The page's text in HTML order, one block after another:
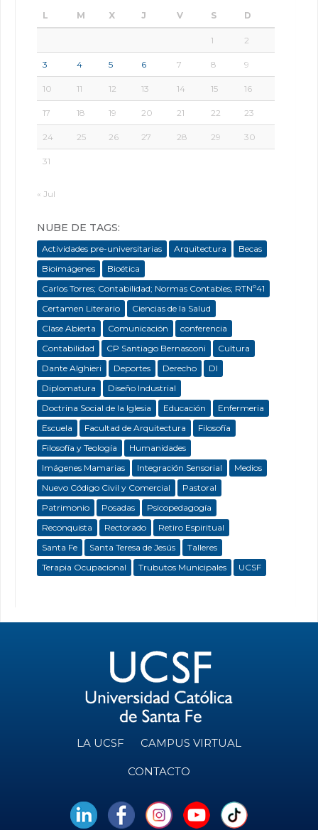
L M X J V S D
1 2
3 4 5 6 7 8 9
10 11 12 13 14 15 16
17 18 19 20 21 22 23
24 25 26 27 28 29 30
31
« Jul
NUBE DE TAGS:
Actividades pre-universitarias Arquitectura
Becas
Bioimágenes
Bioética
Carlos Torres; Contabilidad; Normas Contables; RTNº41
Certamen Literario
Ciencias de la Salud
Clase Abierta
Comunicación
conferencia
Contabilidad
CP Santiago Bernasconi
Cultura
Dante Alghieri
Deportes Derecho
DI
Diplomatura
Diseño Industrial
Doctrina Social de la Iglesia
Educación
Enfermeria
Escuela
Facultad de Arquitectura
Filosofía
Filosofía y Teología
Humanidades
Imágenes Mamarias
Integración Sensorial
Medios
Nuevo Código Civil y Comercial
Pastoral
Patrimonio
Posadas
Psicopedagogía
Reconquista
Rectorado
Retiro Espiritual
Santa Fe
Santa Teresa de Jesús
Talleres
Terapia Ocupacional
Trubutos Municipales UCSF
LA UCSF CAMPUS VIRTUAL
CONTACTO